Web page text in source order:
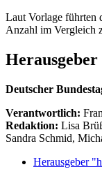
Laut Vorlage führten
Anzahl im Vergleich
Herausgeber
Deutscher
Verantwortlich:
Redaktion: Lisa
Sandra Schmid,
Herausgeber